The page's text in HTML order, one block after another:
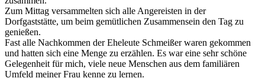
Zum Mittag versammelten sich alle Angereisten in der
Dorfgaststätte, um beim gemütlichen Zusammensein den Tag zu
genießen.
Fast alle Nachkommen der Eheleute Schmeißer waren gekommen
und hatten sich eine Menge zu erzählen. Es war eine sehr schöne
Gelegenheit für mich, viele neue Menschen aus dem familiären
Umfeld meiner Frau kenne zu lernen.